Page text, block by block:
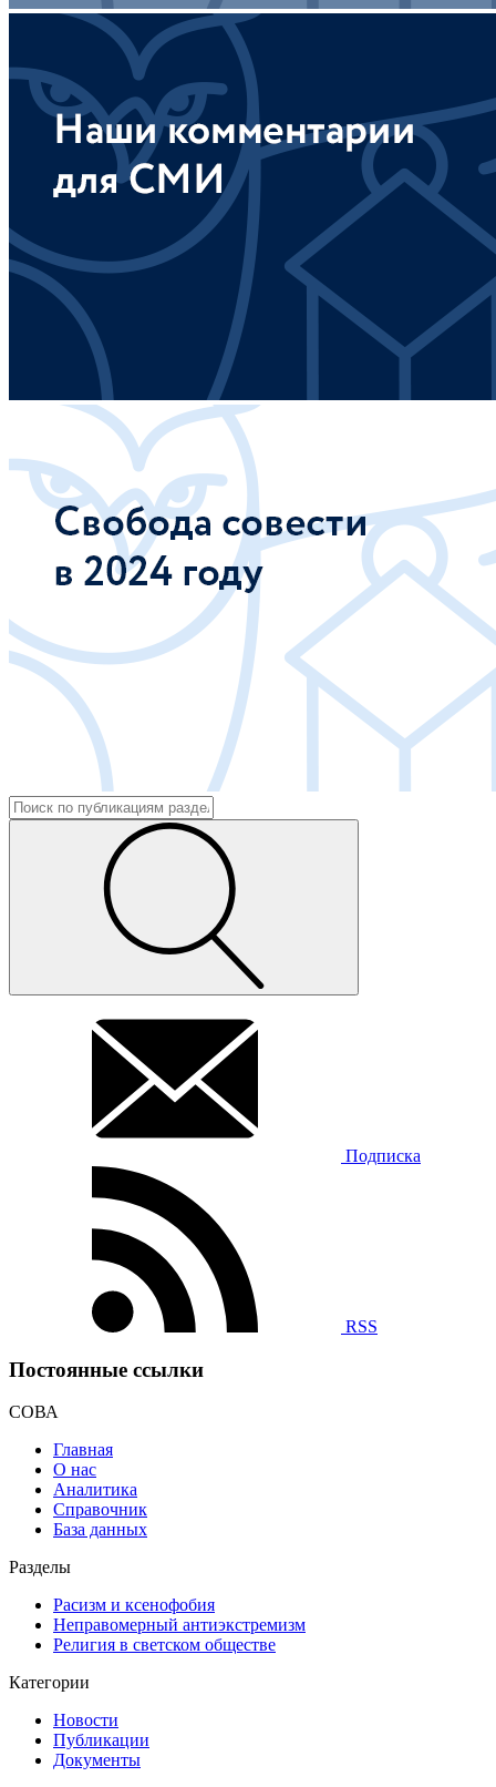
Подписка
RSS
Постоянные ссылки
СОВА
Главная
О нас
Аналитика
Справочник
База данных
Разделы
Расизм и ксенофобия
Неправомерный антиэкстремизм
Религия в светском обществе
Категории
Новости
Публикации
Документы